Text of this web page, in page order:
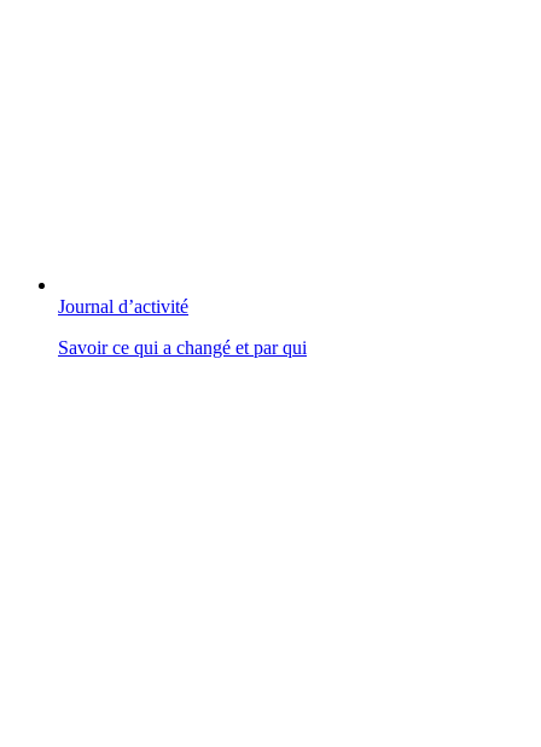
Journal d’activité
Savoir ce qui a changé et par qui